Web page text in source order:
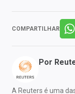
COMPARTILHAR
Por
A Reuters é uma